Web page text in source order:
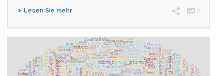
Lesen Sie mehr 0